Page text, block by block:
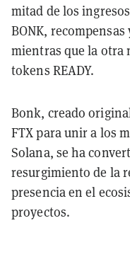
mitad de los
BONK,
mientras que la otra
tokens READY.
Bonk, creado
FTX para unir a los
Solana, se ha
resurgimiento de la
presencia en el
proyectos.